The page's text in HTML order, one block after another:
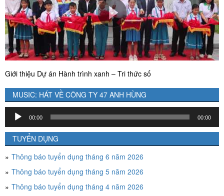
Giới thiệu Dự án Hành trình xanh – Tri thức số
MUSIC: HÁT VỀ CÔNG TY 47 ANH HÙNG
Trình
chơi
Audio
00:00 00:00
TUYỂN DỤNG
Thông báo tuyển dụng tháng 6 năm 2026
Thông báo tuyển dụng tháng 5 năm 2026
Thông báo tuyển dụng tháng 4 năm 2026